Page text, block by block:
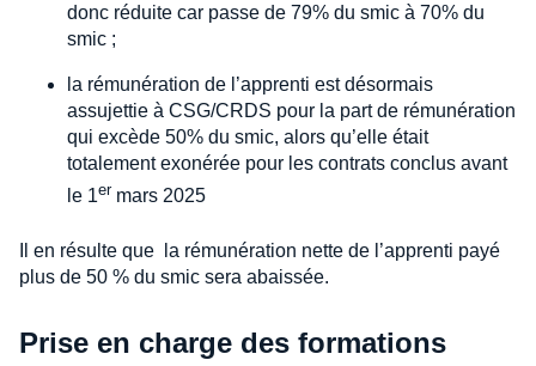
donc réduite car passe de 79% du smic à 70% du
smic ;
la rémunération de l’apprenti est désormais
assujettie à CSG/CRDS pour la part de rémunération
qui excède 50% du smic, alors qu’elle était
totalement exonérée pour les contrats conclus avant
le 1er mars 2025
Il en résulte que la rémunération nette de l’apprenti payé
plus de 50 % du smic sera abaissée.
Prise en charge des formations